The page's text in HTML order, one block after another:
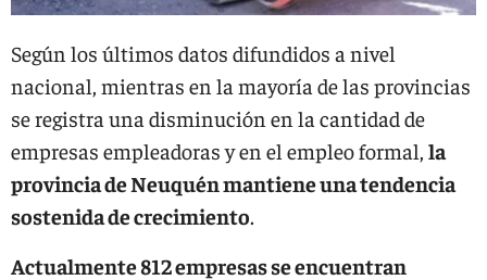
Según los últimos datos difundidos a nivel
nacional, mientras en la mayoría de las provincias
se registra una disminución en la cantidad de
empresas empleadoras y en el empleo formal, la
provincia de Neuquén mantiene una tendencia
sostenida de crecimiento.
Actualmente 812 empresas se encuentran